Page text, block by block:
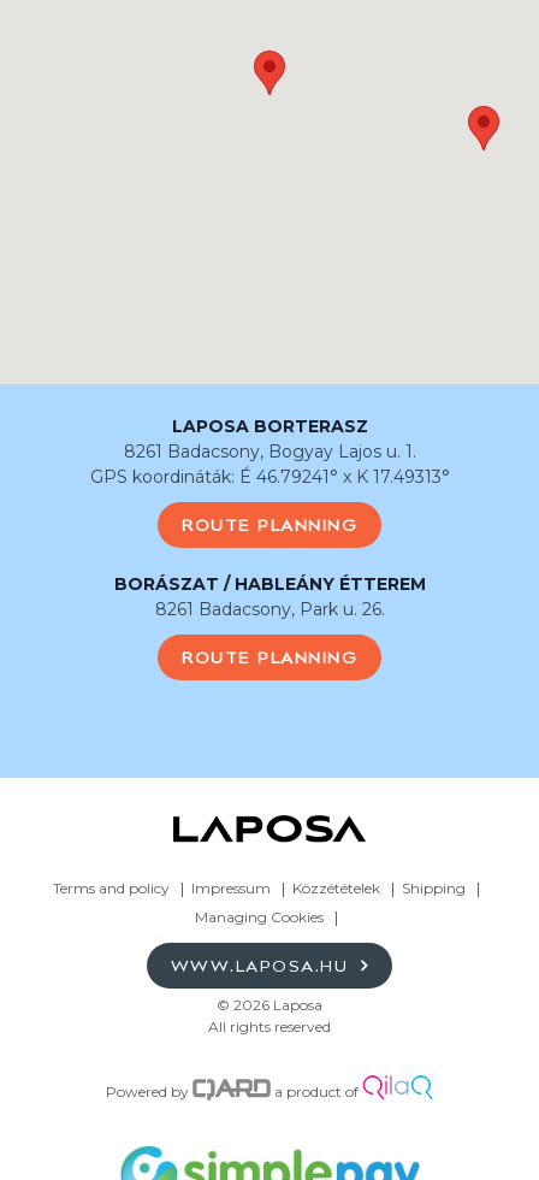
LAPOSA BORTERASZ
8261 Badacsony, Bogyay Lajos u. 1.
GPS koordináták: É 46.79241° x K 17.49313°
ROUTE PLANNING
BORÁSZAT / HABLEÁNY ÉTTEREM
8261 Badacsony, Park u. 26.
ROUTE PLANNING
Terms and policy Impressum Közzétételek
Shipping
Managing Cookies
WWW.LAPOSA.HU
© 2026 Laposa
All rights reserved
Powered by a product of